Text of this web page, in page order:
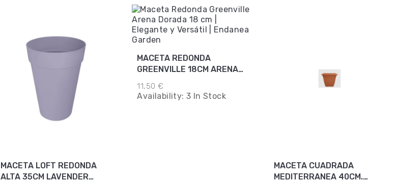
MACETA LOFT REDONDA
ALTA 35CM LAVENDER
MACETA REDONDA
GREENVILLE 18CM ARENA
11,50 €
Availability: 3 In Stock
MACETA CUADRADA
MEDITERRANEA 40CM.